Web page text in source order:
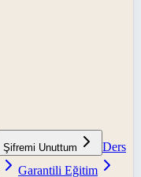
Şifremi Unuttum
Ders
Garantili Eğitim